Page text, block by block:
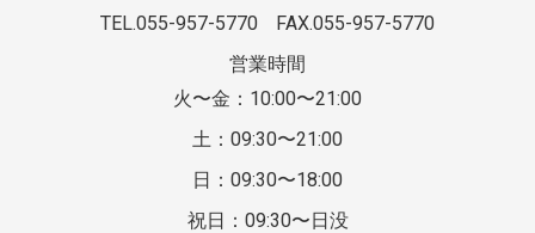
TEL.055-957-5770
FAX.055-957-5770
営業時間
火〜金：10:00〜21:00
土：09:30〜21:00
日：09:30〜18:00
祝日：09:30〜日没